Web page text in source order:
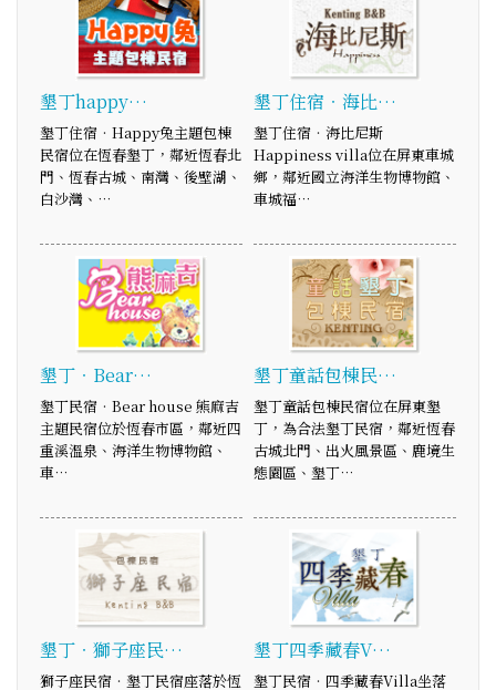
墾丁happy…
墾丁住宿‧Happy兔主題包棟
民宿位在恆春墾丁，鄰近恆春北
門、恆春古城、南灣、後壁湖、
白沙灣、…
墾丁住宿‧海比…
墾丁住宿‧海比尼斯
Happiness villa位在屏東車城
鄉，鄰近國立海洋生物博物館、
車城福…
墾丁‧Bear…
墾丁民宿‧Bear house 熊麻吉
主題民宿位於恆春市區，鄰近四
重溪溫泉、海洋生物博物館、
車…
墾丁童話包棟民…
墾丁童話包棟民宿位在屏東墾
丁，為合法墾丁民宿，鄰近恆春
古城北門、出火風景區、鹿境生
態園區、墾丁…
墾丁‧獅子座民…
獅子座民宿‧墾丁民宿座落於恆
墾丁四季藏春V…
墾丁民宿‧四季藏春Villa坐落